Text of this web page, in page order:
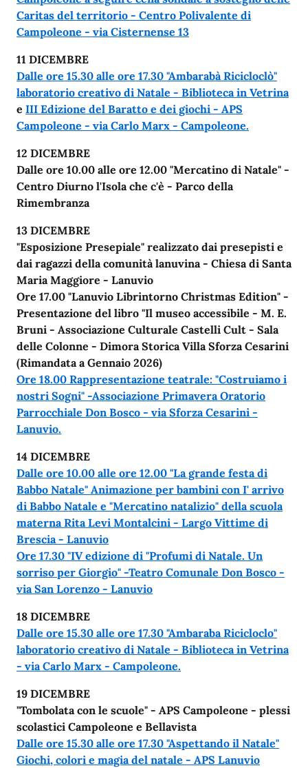
Caritas del territorio - Centro Polivalente di
Campoleone - via Cisternense 13
11 DICEMBRE
Dalle ore 15.30 alle ore 17.30 "Ambarabà Ricicloclò"
laboratorio creativo di Natale - Biblioteca in Vetrina
e III Edizione del Baratto e dei giochi - APS
Campoleone - via Carlo Marx - Campoleone.
12 DICEMBRE
Dalle ore 10.00 alle ore 12.00 "Mercatino di Natale" -
Centro Diurno l'Isola che c'è - Parco della
Rimembranza
13 DICEMBRE
"Esposizione Presepiale" realizzato dai presepisti e
dai ragazzi della comunità lanuvina - Chiesa di Santa
Maria Maggiore - Lanuvio
Ore 17.00 "Lanuvio Librintorno Christmas Edition" -
Presentazione del libro "Il museo accessibile - M. E.
Bruni - Associazione Culturale Castelli Cult - Sala
delle Colonne - Dimora Storica Villa Sforza Cesarini
(Rimandata a Gennaio 2026)
Ore 18.00 Rappresentazione teatrale: "Costruiamo i
nostri Sogni" -Associazione Primavera Oratorio
Parrocchiale Don Bosco - via Sforza Cesarini -
Lanuvio.
14 DICEMBRE
Dalle ore 10.00 alle ore 12.00 "La grande festa di
Babbo Natale" Animazione per bambini con I' arrivo
di Babbo Natale e "Mercatino natalizio" della scuola
materna Rita Levi Montalcini - Largo Vittime di
Brescia - Lanuvio
Ore 17.30 "IV edizione di "Profumi di Natale. Un
sorriso per Giorgio" -Teatro Comunale Don Bosco -
via San Lorenzo - Lanuvio
18 DICEMBRE
Dalle ore 15.30 alle ore 17.30 "Ambaraba Ricicloclo"
laboratorio creativo di Natale - Biblioteca in Vetrina
- via Carlo Marx - Campoleone.
19 DICEMBRE
"Tombolata con le scuole" - APS Campoleone - plessi
scolastici Campoleone e Bellavista
Dalle ore 15.30 alle ore 17.30 "Aspettando il Natale"
Giochi, colori e magia del natale - APS Lanuvio